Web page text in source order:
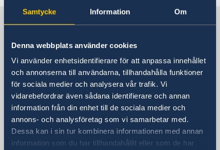
Samtycke Information Om
Denna webbplats använder cookies
Vi använder enhetsidentifierare för att anpassa innehållet
och annonserna till användarna, tillhandahålla funktioner
för sociala medier och analysera vår trafik. Vi
vidarebefordrar även sådana identifierare och annan
information från din enhet till de sociala medier och
annons- och analysföretag som vi samarbetar med.
Dessa kan i sin tur kombinera informationen med annan
information som du har tillhandahållit eller som de har
Sverige i Estland
Sveriges ambassad i Tallinn
Besöksadress
Pikk 28
Tallinn
Postadress
Sveriges ambassad
Pikk 28